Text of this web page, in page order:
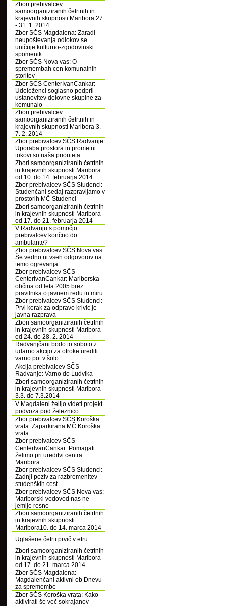
Zbori prebivalcev
samoorganiziranih četrtnih in
krajevnih skupnosti Maribora 27.
- 31. 1. 2014
Zbor SČS Magdalena: Zaradi
neupoštevanja odlokov se
uničuje kulturno-zgodovinski
spomenik
Zbor SČS Nova vas: O
spremembah cen komunalnih
storitev
Zbor SČS CenterIvanCankar:
Udeleženci soglasno podprli
ustanovitev delovne skupine za
komunalo
Zbori prebivalcev
samoorganiziranih četrtnih in
krajevnih skupnosti Maribora 3. -
7. 2. 2014
Zbor prebivalcev SČS Radvanje:
Uporaba prostora in prometni
tokovi so naša prioriteta
Zbori samoorganiziranih četrtnih
in krajevnih skupnosti Maribora
od 10. do 14. februarja 2014
Zbor prebivalcev SČS Studenci:
Studenčani sedaj razpravljamo v
prostorih MČ Studenci
Zbori samoorganiziranih četrtnih
in krajevnih skupnosti Maribora
od 17. do 21. februarja 2014
V Radvanju s pomočjo
prebivalcev končno do
ambulante?
Zbor prebivalcev SČS Nova vas:
Še vedno ni vseh odgovorov na
temo ogrevanja
Zbor prebivalcev SČS
CenterIvanCankar: Mariborska
občina od leta 2005 brez
pravilnika o javnem redu in miru
Zbor prebivalcev SČS Studenci:
Prvi korak za odpravo krivic je
javna razprava
Zbori samoorganiziranih četrtnih
in krajevnih skupnosti Maribora
od 24. do 28. 2. 2014
Radvanjčani bodo to soboto z
udarno akcijo za otroke uredili
varno pot v šolo
Akcija prebivalcev SČS
Radvanje: Varno do Ludvika
Zbori samoorganiziranih četrtnih
in krajevnih skupnosti Maribora
3.3. do 7.3.2014
V Magdaleni želijo videti projekt
podvoza pod železnico
Zbor prebivalcev SČS Koroška
vrata: Zaparkirana MČ Koroška
vrata
Zbor prebivalcev SČS
CenterIvanCankar: Pomagati
želimo pri ureditvi centra
Maribora
Zbor prebivalcev SČS Studenci:
Zadnji poziv za razbremenitev
studenških cest
Zbor prebivalcev SČS Nova vas:
Mariborski vodovod nas ne
jemlje resno
Zbori samoorganiziranih četrtnih
in krajevnih skupnosti
Maribora10. do 14. marca 2014
Uglašene četrti prvič v etru
Zbori samoorganiziranih četrtnih
in krajevnih skupnosti Maribora
od 17. do 21. marca 2014
Zbor SČS Magdalena:
Magdalenčani aktivni ob Dnevu
za spremembe
Zbor SČS Koroška vrata: Kako
aktivirati še več sokrajanov